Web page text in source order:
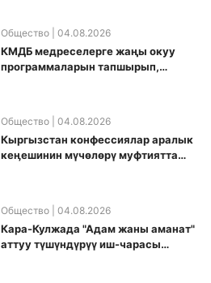
Общество | 04.08.2026
КМДБ медреселерге жаңы окуу
программаларын тапшырып,
Общество | 04.08.2026
Кыргызстан конфессиялар аралык
кеӊешинин мүчөлөрү муфтиятта
Общество | 04.08.2026
Кара-Кулжада "Адам жаны аманат"
аттуу түшүндүрүү иш-чарасы